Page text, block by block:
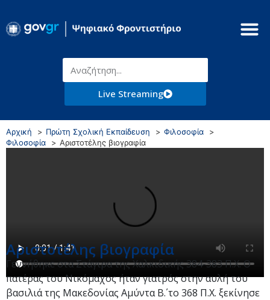
Live Streaming
Αρχική Πρώτη Σχολική Εκπαίδευση
Φιλοσοφία
Φιλοσοφία
Αριστοτέλης βιογραφία
Αριστοτέλης βιογραφία
Γεννήθηκε στα Στάγιρα της Χαλκιδικής 384-383 Π.Χ. Ο
πατέρας του Νικόμαχος ήταν γιατρός στην αυλή του
βασιλιά της Μακεδονίας Αμύντα Β΄. το 368 Π.Χ. ξεκίνησε